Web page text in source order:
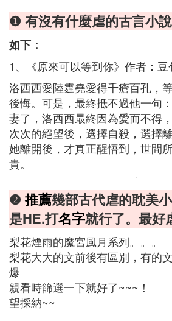
❶ 有沒有什麼虐的古言小
如下：
1、《原來可以等到你》作者：豆
洛西西愛陸霆堯愛得千瘡百孔，
後悔。可是，最終抵不過他一句
妻了，洛西西最終因為愛而不得
次次的絕望後，選擇自殺，選擇
她離開後，才真正醒悟到，世間
貴。
❷ 推薦幾部古代虐的耽美
是HE.打名字就行了。最好
梨花煙雨的魔宮風月系列。。。
梨花大大的文前後有區別，有的
爆
親看時篩選一下就好了~~~！
望採納~~